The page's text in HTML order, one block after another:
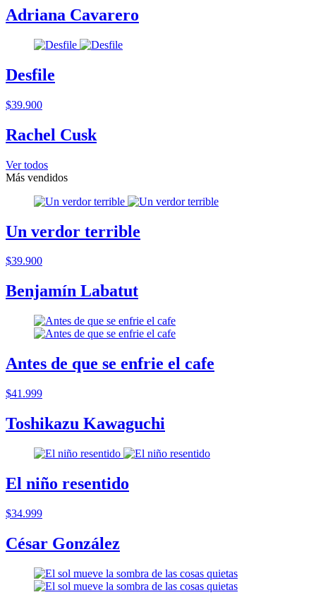
Adriana Cavarero
Desfile
$39.900
Rachel Cusk
Ver todos
Más vendidos
Un verdor terrible
$39.900
Benjamín Labatut
Antes de que se enfrie el cafe
$41.999
Toshikazu Kawaguchi
El niño resentido
$34.999
César González